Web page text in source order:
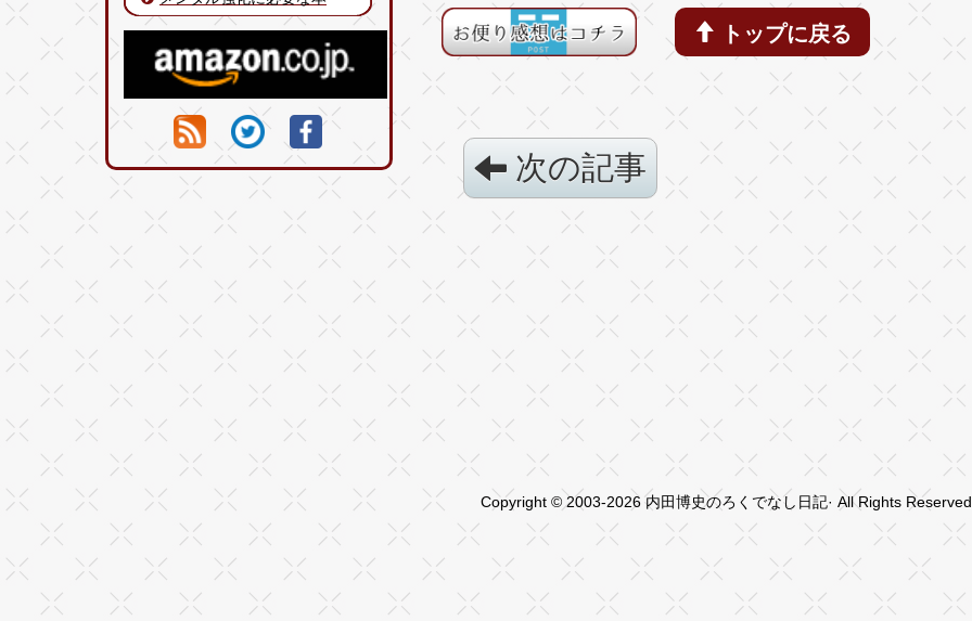
トップに戻る
次の記事
Copyright © 2003-2026 内田博史のろくでなし日記· All Rights